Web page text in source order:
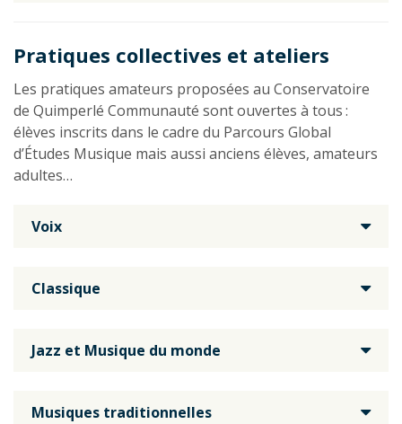
Pratiques collectives et ateliers
Les pratiques amateurs proposées au Conservatoire
de Quimperlé Communauté sont ouvertes à tous :
élèves inscrits dans le cadre du Parcours Global
d’Études Musique mais aussi anciens élèves, amateurs
adultes…
Voix
Classique
Jazz et Musique du monde
Musiques traditionnelles